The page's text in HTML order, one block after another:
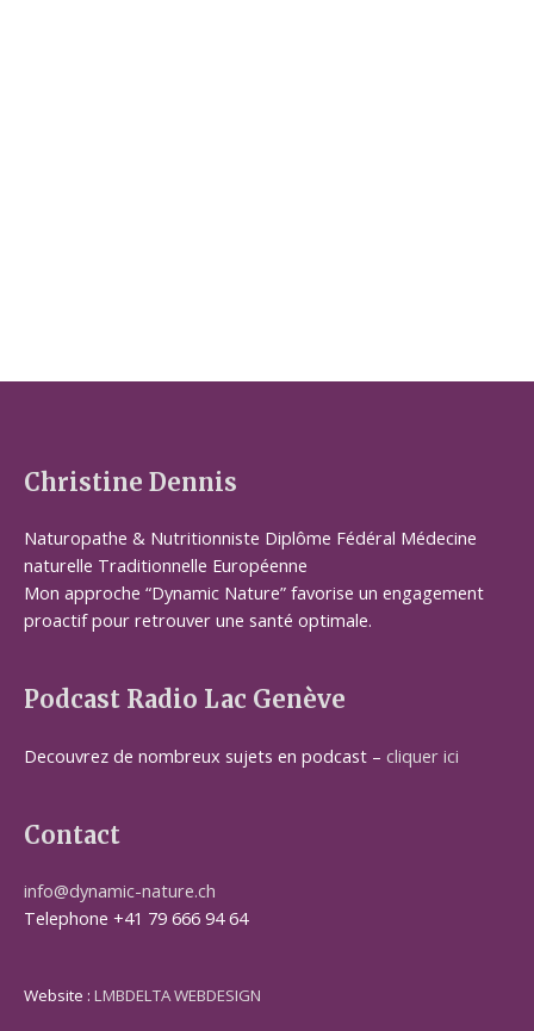
Christine Dennis
Naturopathe & Nutritionniste Diplôme Fédéral Médecine
naturelle Traditionnelle Européenne
Mon approche “Dynamic Nature” favorise un engagement
proactif pour retrouver une santé optimale.
Podcast Radio Lac Genève
Decouvrez de nombreux sujets en podcast – cliquer ici
Contact
info@dynamic-nature.ch
Telephone +41 79 666 94 64
Website : LMBDELTA WEBDESIGN